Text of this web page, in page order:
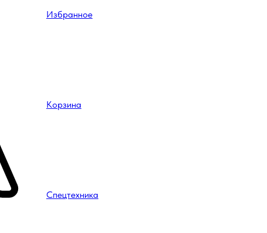
Избранное
Корзина
Спецтехника